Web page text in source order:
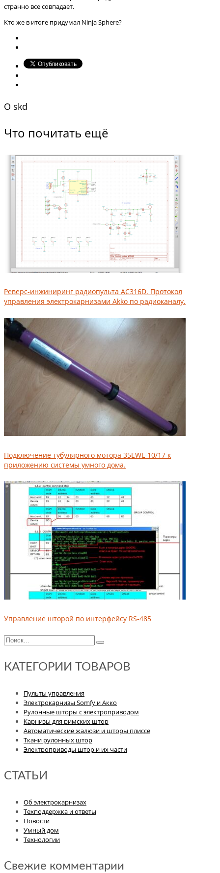
странно все совпадает.
Кто же в итоге придумал Ninja Sphere?
O skd
Что почитать ещё
Реверс-инжиниринг радиопульта AC316D. Протокол
управления электрокарнизами Akko по радиоканалу.
Подключение тубулярного мотора 35EWL-10/17 к
приложению системы умного дома.
Управление шторой по интерфейсу RS-485
КАТЕГОРИИ ТОВАРОВ
Пульты управления
Электрокарнизы Somfy и Акко
Рулонные шторы с электроприводом
Карнизы для римских штор
Автоматические жалюзи и шторы плиссе
Ткани рулонных штор
Электроприводы штор и их части
СТАТЬИ
Об электрокарнизах
Техподдержка и ответы
Новости
Умный дом
Технологии
Свежие комментарии